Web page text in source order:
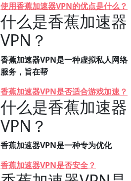
使用香蕉加速器VPN的优点是什么？
什么是香蕉加速器
VPN？
香蕉加速器VPN是一种虚拟私人网络
服务，旨在帮
香蕉加速器VPN是否适合游戏加速？
什么是香蕉加速器
VPN？
香蕉加速器VPN是一种专为优化
香蕉加速器VPN是否安全？